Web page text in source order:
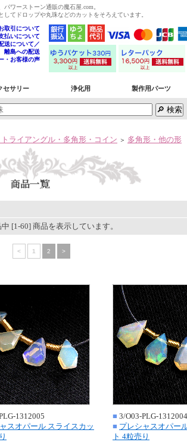
ワーストーン通販の魔石屋.com。
てドロップや丸珠などのカットをそろえています。
取引について
払いについて
送について／
離島への配送
・お客様の声
セサリー 浄化用 製作用パーツ
ライアングル・多角形・コイン ＞ 多角形・他の形
[1-60] 商品を表示しています。
< 1 2 >
1312005
スオパール スライスカッ
■ 3/O03-PLG-1312004
■ プレシャスオパー
ト 4粒売り